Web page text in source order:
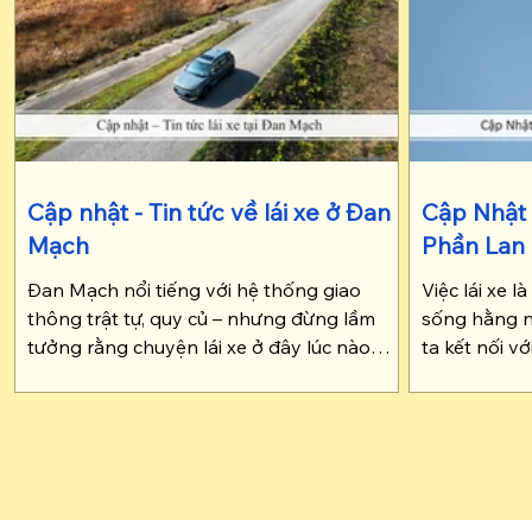
Cập nhật - Tin tức về lái xe ở Đan
Mạch
Đan Mạch nổi tiếng với hệ thống giao
thông trật tự, quy củ – nhưng đừng lầm
tưởng rằng chuyện lái xe ở đây lúc nào
Cập Nhật
Phần Lan
Việc lái xe
sống hằng
ta kết nối